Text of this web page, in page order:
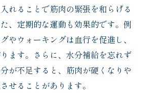
れることで筋肉の緊張を和らげる
、定期的な運動も効果的です。例
やウォーキングは血行を促進し、
ます。さらに、水分補給を忘れず
が不足すると、筋肉が硬くなりや
せることがあります。